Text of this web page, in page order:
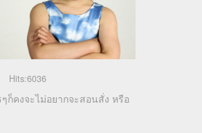
Hits:6036
ก็คงจะไม่อยากจะสอนสั่ง หรือ